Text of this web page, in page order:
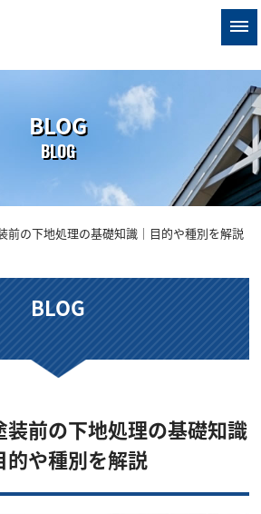
BLOG
BLOG
前の下地処理の基礎知識｜目的や種別を解説
BLOG
装前の下地処理の基礎知識
的や種別を解説